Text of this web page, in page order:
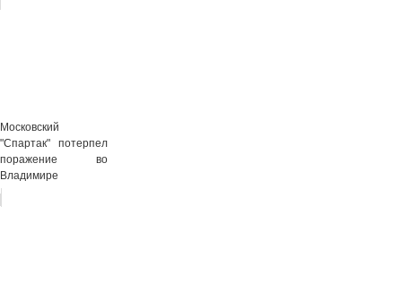
Московский
"Спартак" потерпел
поражение во
Владимире